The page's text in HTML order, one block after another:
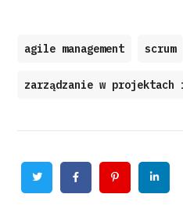
agile management scrum
zarządzanie w
Twitter Facebook